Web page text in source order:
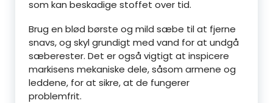
som kan beskadige stoffet over tid.
Brug en blød børste og mild sæbe til at fjerne
snavs, og skyl grundigt med vand for at undgå
sæberester. Det er også vigtigt at inspicere
markisens mekaniske dele, såsom armene og
leddene, for at sikre, at de fungerer
problemfrit.